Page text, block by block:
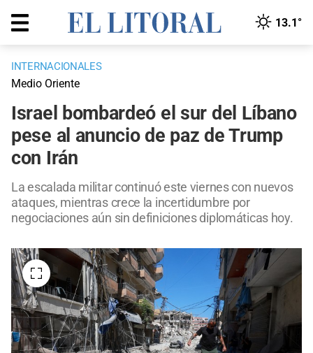
13.1°
INTERNACIONALES
Medio Oriente
Israel bombardeó el sur del Líbano
pese al anuncio de paz de Trump
con Irán
La escalada militar continuó este viernes con nuevos
ataques, mientras crece la incertidumbre por
negociaciones aún sin definiciones diplomáticas hoy.